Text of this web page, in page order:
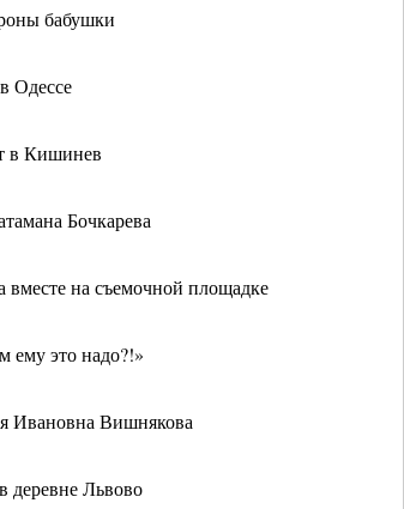
бабушки
Одессе
в Кишинев
Бочкарева
вместе на съемочной площадке
ему это надо?!»
Ивановна Вишнякова
деревне Львово